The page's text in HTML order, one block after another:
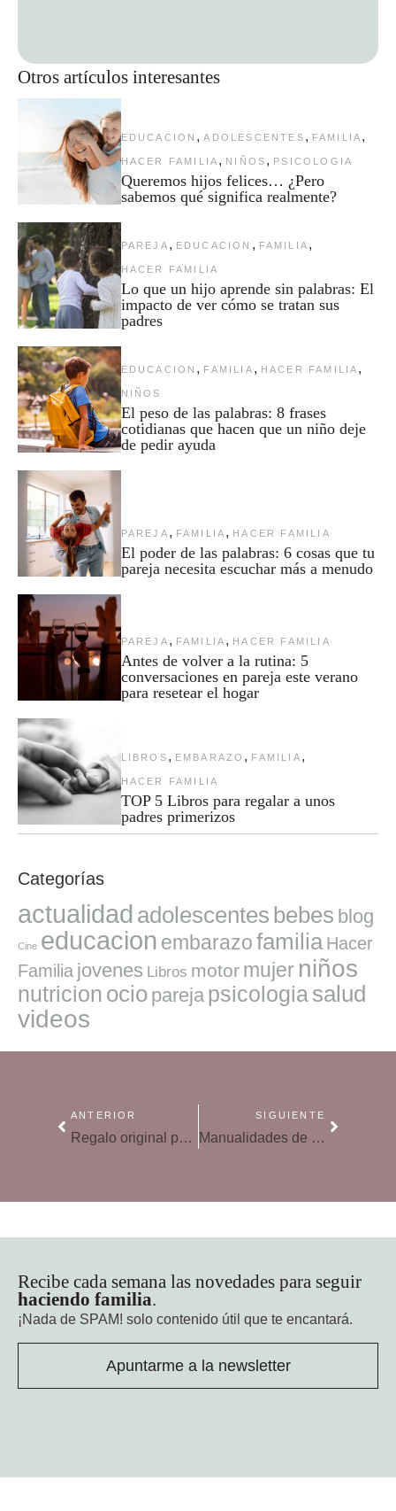
Otros artículos interesantes
EDUCACION , ADOLESCENTES , FAMILIA ,
HACER FAMILIA , NIÑOS , PSICOLOGIA
Queremos hijos felices… ¿Pero
sabemos qué significa realmente?
PAREJA , EDUCACION , FAMILIA ,
HACER FAMILIA
Lo que un hijo aprende sin palabras: El
impacto de ver cómo se tratan sus
padres
EDUCACION , FAMILIA , HACER FAMILIA ,
NIÑOS
El peso de las palabras: 8 frases
cotidianas que hacen que un niño deje
de pedir ayuda
PAREJA , FAMILIA , HACER FAMILIA
El poder de las palabras: 6 cosas que tu
pareja necesita escuchar más a menudo
PAREJA , FAMILIA , HACER FAMILIA
Antes de volver a la rutina: 5
conversaciones en pareja este verano
para resetear el hogar
LIBROS , EMBARAZO , FAMILIA ,
HACER FAMILIA
TOP 5 Libros para regalar a unos
padres primerizos
Categorías
actualidad adolescentes bebes blog
Cine educacion embarazofamilia Hacer
Familia jovenes Libros motor mujer niños
nutricion ocio pareja psicologiasalud
videos
ANTERIOR
Regalo original para el Día de la madre: ¿qué regalar en 2024?
SIGUIENTE
Manualidades de papiroflexia para el Día de la madre
Recibe cada semana las novedades para seguir
haciendo familia.
¡Nada de SPAM! solo contenido útil que te encantará.
Apuntarme a la newsletter